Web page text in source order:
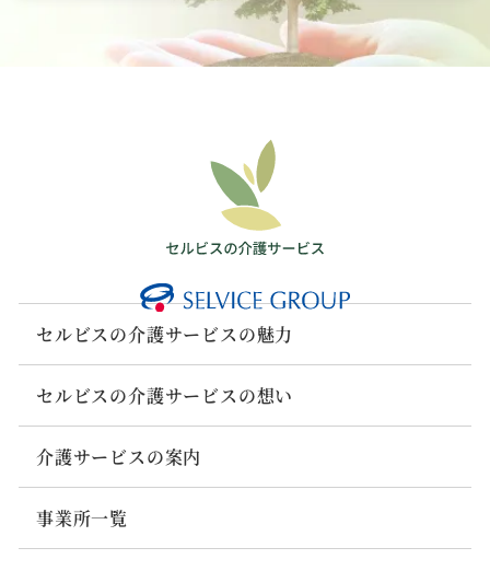
セルビスの介護サービスの魅力
セルビスの介護サービスの想い
介護サービスの案内
事業所一覧